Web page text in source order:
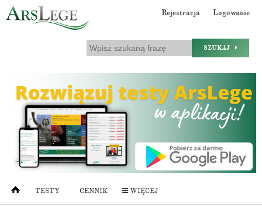
Rejestracja Logowanie
SZUKAJ
TESTY CENNIK WIĘCEJ